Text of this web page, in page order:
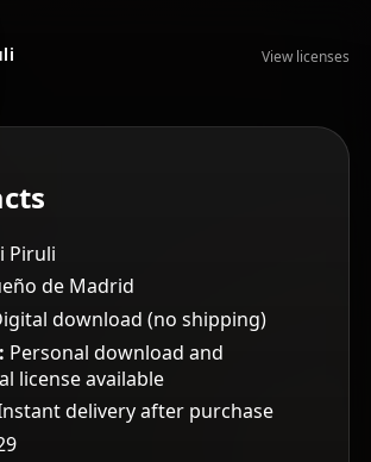
View licenses
Piruli
de Madrid
download (no shipping)
Personal download and
license available
delivery after purchase